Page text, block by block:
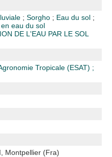
;Sorgho ; Eau du sol ;
eau du sol
DE L'EAU PAR LE SOL
Tropicale (ESAT) ;
Montpellier (Fra)